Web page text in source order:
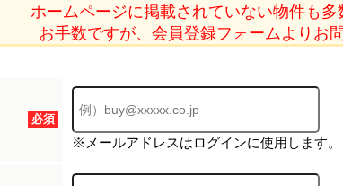
ホームページに掲載されていない物件も多
お手数ですが、会員登録フォームよりお
必須
※メールアドレスはログインに使用します。